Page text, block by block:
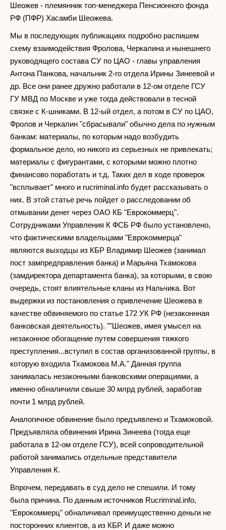
Шеожев - племянник топ-менеджера Пенсионного фонда
РФ (ПФР) Хасамби Шеожева.
Мы в последующих публикациях подробно распишем
схему взаимодействия Фролова, Черкалина и нынешнего
руководящего состава СУ по ЦАО - главы управления
Антона Панкова, начальник 2-го отдела Ирины Зинеевой и
др. Все они ранее дружно работали в 12-ом отделе ГСУ
ГУ МВД по Москве и уже тогда действовали в тесной
связке с К-шниками. В 12-ый отдел, а потом в СУ по ЦАО,
Фролов и Черкалин "сбрасывали" обычно дела по нужным
банкам: материалы, по которым надо возбудить
формальное дело, но никого из серьезных не привлекать;
материалы с фигурантами, с которыми можно плотно
финансово поработать и т.д. Таких дел в ходе проверок
"всплывает" много и rucriminal.info будет рассказывать о
них. В этой статье речь пойдет о расследовании об
отмывании денег через ОАО КБ "Еврокоммерц".
Сотрудниками Управления К ФСБ РФ было установлено,
что фактическими владельцами "Еврокоммерца"
являются выходцы из КБР Владимир Шеожев (занимал
пост зампредправления банка) и Марьяна Тхамокова
(замдиректора департамента банка), за которыми, в свою
очередь, стоят влиятельные кланы из Нальчика. Вот
выдержки из постановления о привлечение Шеожева в
качестве обвиняемого по статье 172 УК РФ (незаконнная
банковская деятельность). ""Шеожев, имея умысел на
незаконное обогащение путем совершения тяжкого
преступления...вступил в состав организованной группы, в
которую входила Тхамокова М.А." Данная группа
занималась незаконными банковскими операциями, а
именно обналичили свыше 30 млрд рублей, заработав
почти 1 млрд рублей.
Аналогичное обвинение было предъявлено и Тхамоковой.
Предъявляла обвинения Ирина Зинеева (тогда еще
работала в 12-ом отделе ГСУ), всей сопроводительной
работой занимались отдельные представители
Управления К.
Впрочем, передавать в суд дело не спешили. И тому
была причина. По данным источников Rucriminal.info,
"Еврокоммерц" обналичивал преимущественно деньги не
посторонних клиентов, а из КБР. И даже можно